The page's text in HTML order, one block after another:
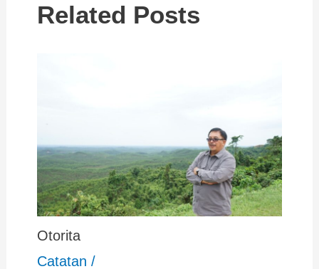
Related Posts
Otorita
Catatan /